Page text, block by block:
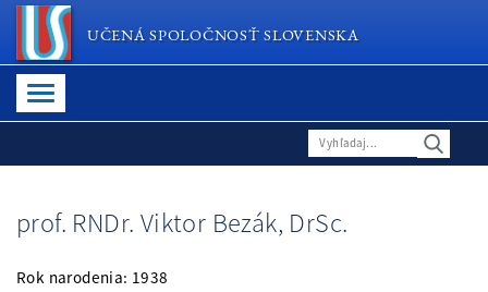
UČENÁ SPOLOČNOSŤ SLOVENSKA
prof. RNDr. Viktor Bezák, DrSc.
Rok narodenia: 1938